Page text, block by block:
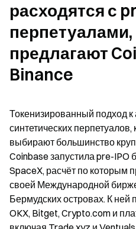
расходятся с
предлагают
Binance
Токенизированный подход к
синтетических
выбирают большинство
Coinbase запустила pre-
SpaceX, расчёт по которым
своей Международной
Бермудских островах. К ней
OKX, Bitget, Crypto.com и